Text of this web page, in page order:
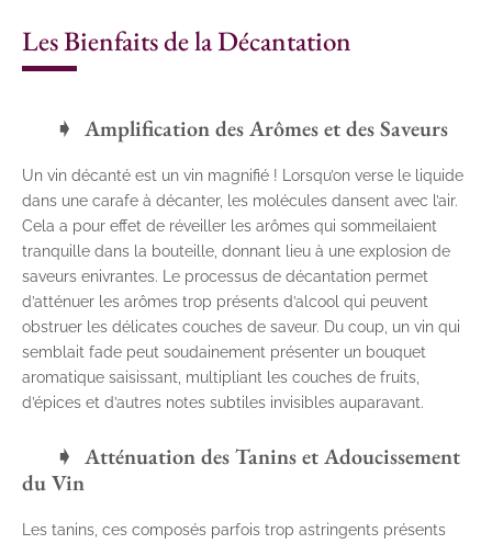
Les Bienfaits de la Décantation
Amplification des Arômes et des Saveurs
Un vin décanté est un vin magnifié ! Lorsqu’on verse le liquide
dans une carafe à décanter, les molécules dansent avec l’air.
Cela a pour effet de réveiller les arômes qui sommeilaient
tranquille dans la bouteille, donnant lieu à une explosion de
saveurs enivrantes. Le processus de décantation permet
d’atténuer les arômes trop présents d’alcool qui peuvent
obstruer les délicates couches de saveur. Du coup, un vin qui
semblait fade peut soudainement présenter un bouquet
aromatique saisissant, multipliant les couches de fruits,
d’épices et d’autres notes subtiles invisibles auparavant.
Atténuation des Tanins et Adoucissement
du Vin
Les tanins, ces composés parfois trop astringents présents